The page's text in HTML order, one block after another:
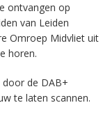
ontvangen op
van Leiden
Omroep Midvliet uit
horen.
de DAB+
te laten scannen.